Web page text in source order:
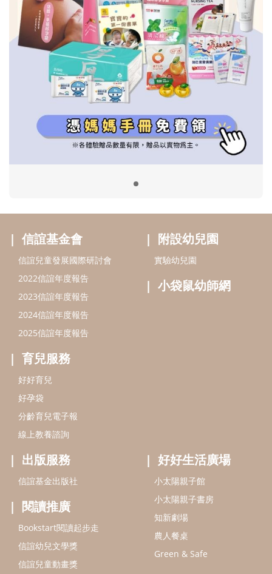
信誼基金會
2022信誼年度報告
2023信誼年度報告
2024信誼年度報告
好孕袋
分齡育兒電子報
線上教養諮詢
附設幼兒園
小袋鼠幼師網
出版服務
信誼基金出版社
閱讀推廣
Bookstart閱讀起步走
信誼幼兒文學獎
信誼兒童動畫獎
小袋鼠說故事劇團
service@hsin-yi.org.tw
信誼好好育兒
小太陽親子書房
(02)2396-5305轉2345 (週一～週五 9:00～18:00)
認識信誼 合作洽談 智慧財產權聲明
本網站建議使用IE9(含以上)或 Google Chrome 版本瀏覽器
信誼基金會/上誼文化實業股份有限公司 版權所有 ©